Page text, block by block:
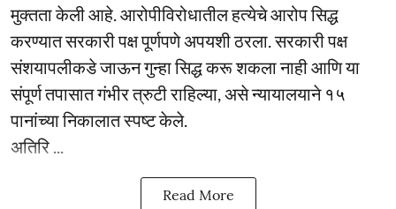
मुक्तता केली आहे. आरोपीविरोधातील हत्येचे आरोप सिद्ध
करण्यात सरकारी पक्ष पूर्णपणे अपयशी ठरला. सरकारी पक्ष
संशयापलीकडे जाऊन गुन्हा सिद्ध करू शकला नाही आणि या
संपूर्ण तपासात गंभीर त्रुटी राहिल्या, असे न्यायालयाने १५
पानांच्या निकालात स्पष्ट केले.
अतिरि ...
Read More